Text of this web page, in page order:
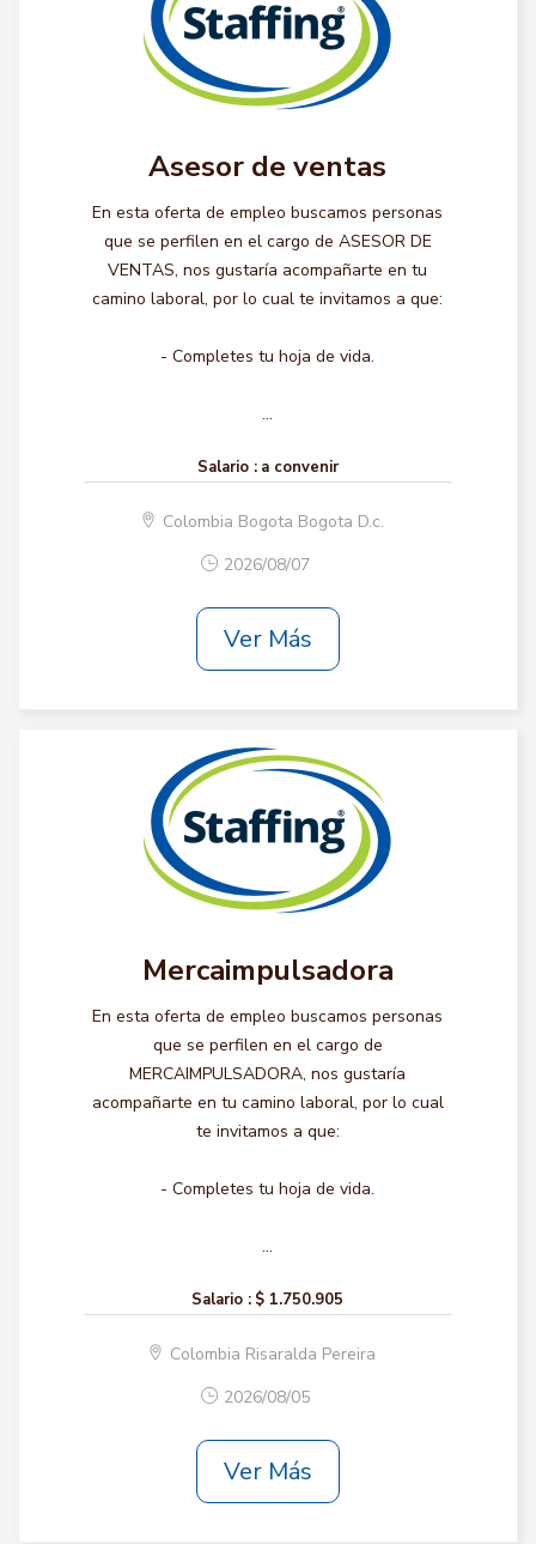
Asesor de ventas
En esta oferta de empleo buscamos personas
que se perfilen en el cargo de ASESOR DE
VENTAS, nos gustaría acompañarte en tu
camino laboral, por lo cual te invitamos a que:
- Completes tu hoja de vida.
...
Salario : a convenir
Colombia Bogota Bogota D.c.
2026/08/07
Ver Más
Mercaimpulsadora
En esta oferta de empleo buscamos personas
que se perfilen en el cargo de
MERCAIMPULSADORA, nos gustaría
acompañarte en tu camino laboral, por lo cual
te invitamos a que:
- Completes tu hoja de vida.
...
Salario : $ 1.750.905
Colombia Risaralda Pereira
2026/08/05
Ver Más